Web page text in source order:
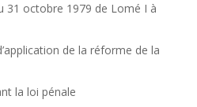
31 octobre 1979 de Lomé I à
de la réforme de la
la loi pénale